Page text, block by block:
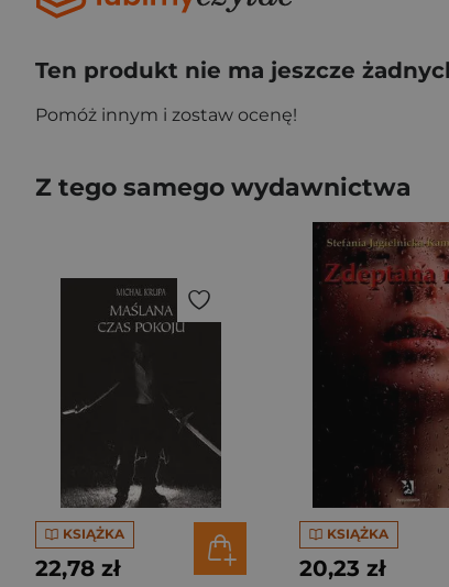
Ten produkt nie ma jeszcze
Pomóż innym i zostaw ocenę!
Z tego samego wydawnictwa
KSIĄŻKA
22,78 zł
KSIĄŻKA
20,23 zł